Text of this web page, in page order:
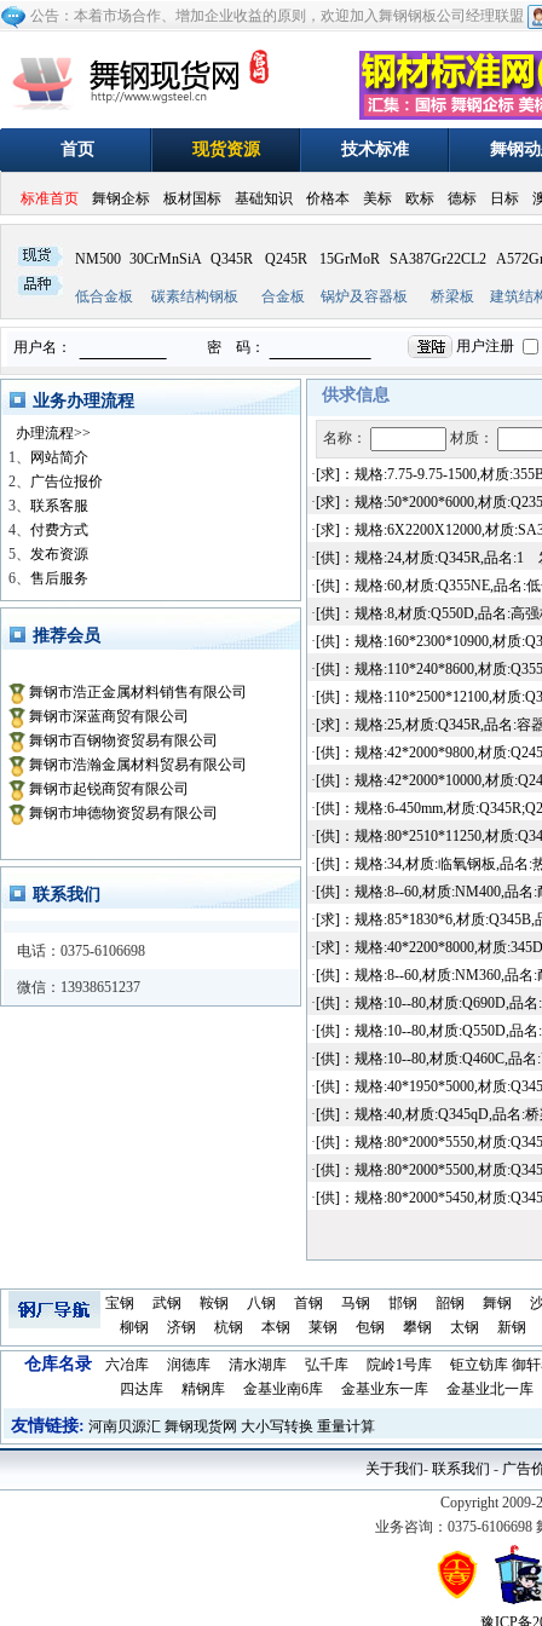
公告：本着市场合作、增加企业收益的原则，欢迎加入舞钢钢板公司经理联盟
首页 现货资源 技术标准 舞钢
标准首页 舞钢企标 板材国标 基础知识 价格本 美标 欧标 德标 日标
NM500 30CrMnSiA Q345R Q245R 15GrMoR SA387Gr22CL2
低合金板 碳素结构钢板 合金板 锅炉及容器板 桥梁板 建筑结
业务办理流程
办理流程>>
1、
网站简介
2、 广告位报价
3、 联系客服
4、 付费方式
5、 发布资源
6、 售后服务
推荐会员
舞钢市浩正金属材料销售有限公司
舞钢市深蓝商贸有限公司
舞钢市百钢物资贸易有限公司
舞钢市浩瀚金属材料贸易有限公司
舞钢市起锐商贸有限公司
舞钢市坤德物资贸易有限公司
联系我们
电话：0375-6106698
微信：13938651237
供求信息
名称： 材质：
·[求]：规格:7.75-9.75-1500,材质
·[求]：规格:50*2000*6000,材质
·[求]：规格:6X2200X12000,材质
·[供]：规格:24,材质:Q345R,品名
·[供]：规格:60,材质:Q355NE,品名
·[供]：规格:8,材质:Q550D,品名:高
·[供]：规格:160*2300*10900,材质
·[供]：规格:110*240*8600,材质
·[供]：规格:110*2500*12100,材质
·[求]：规格:25,材质:Q345R,品名:
·[供]：规格:42*2000*9800,材质
·[供]：规格:42*2000*10000,材质
·[供]：规格:6-450mm,材质
·[供]：规格:80*2510*11250,材质
·[供]：规格:34,材质:临氧钢板,品
·[供]：规格:8--60,材质:NM400,品
·[求]：规格:85*1830*6,材质
·[求]：规格:40*2200*8000,材质
·[供]：规格:8--60,材质:NM360,品
·[供]：规格:10--80,材质:Q690D,品
·[供]：规格:10--80,材质:Q550D,品
·[供]：规格:10--80,材质:Q460C,品
·[供]：规格:40*1950*5000,材质
·[供]：规格:40,材质:Q345qD,品名
·[供]：规格:80*2000*5550,材质
·[供]：规格:80*2000*5500,材质
·[供]：规格:80*2000*5450,材质
宝钢 武钢 鞍钢 八钢 首钢 马钢 邯钢 韶钢 舞钢
柳钢
济钢 杭钢 本钢 莱钢 包钢 攀钢 太钢 新钢
仓库名录 六冶库 润德库 清水湖库 弘千库 院岭1号库 钜立钫库 御
四达库
精钢库 金基业南6库 金基业东一库 金基业北一库
友情链接: 河南贝源汇 舞钢现货网 大小写转换 重量计算
关于我们- 联系我们 - 广告
Copyright 2009-
业务咨询：0375-
豫ICP备